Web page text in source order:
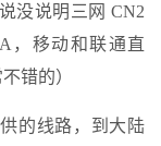
没说明三网 CN2
，移动和联通直
错的）
的线路，到大陆